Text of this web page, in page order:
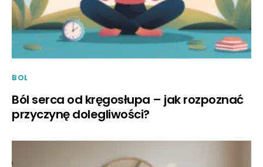
BOL
Ból serca od kręgosłupa – jak rozpoznać
przyczynę dolegliwości?